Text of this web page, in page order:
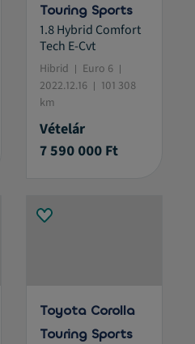
Touring Sports
1.8 Hybrid Comfort
Tech E-Cvt
Hibrid
Euro 6
2022.12.16
101 308
km
Vételár
7 590 000 Ft
Toyota Corolla
Touring Sports